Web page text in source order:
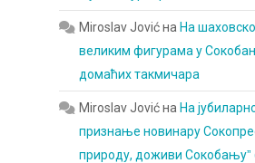
Miroslav JovićнаНа
великим фигурама у
домаћих такмичара
Miroslav JovićнаНа
признање новинару
природу, доживи